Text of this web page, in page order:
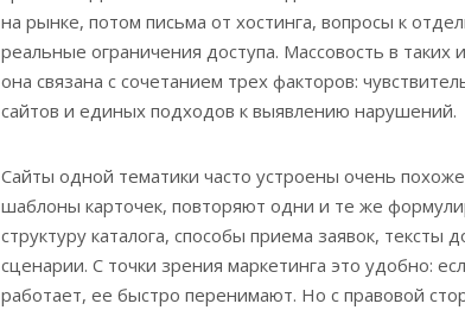
на рынке, потом письма от хостинга, вопросы к
реальные ограничения доступа. Массовость в таких
она связана с сочетанием трех факторов:
сайтов и единых подходов к выявлению нарушений.
Сайты одной тематики часто устроены очень
шаблоны карточек, повторяют одни и те же
структуру каталога, способы приема заявок, тексты
сценарии. С точки зрения маркетинга это удобно:
работает, ее быстро перенимают. Но с правовой